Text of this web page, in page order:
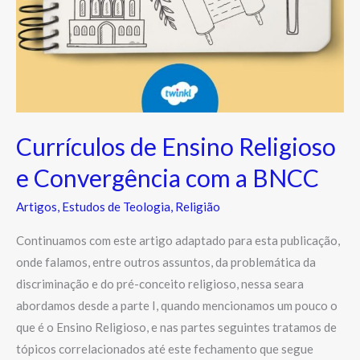
Currículos de Ensino Religioso
e Convergência com a BNCC
Artigos, Estudos de Teologia, Religião
Continuamos com este artigo adaptado para esta publicação,
onde falamos, entre outros assuntos, da problemática da
discriminação e do pré-conceito religioso, nessa seara
abordamos desde a parte I, quando mencionamos um pouco o
que é o Ensino Religioso, e nas partes seguintes tratamos de
tópicos correlacionados até este fechamento que segue